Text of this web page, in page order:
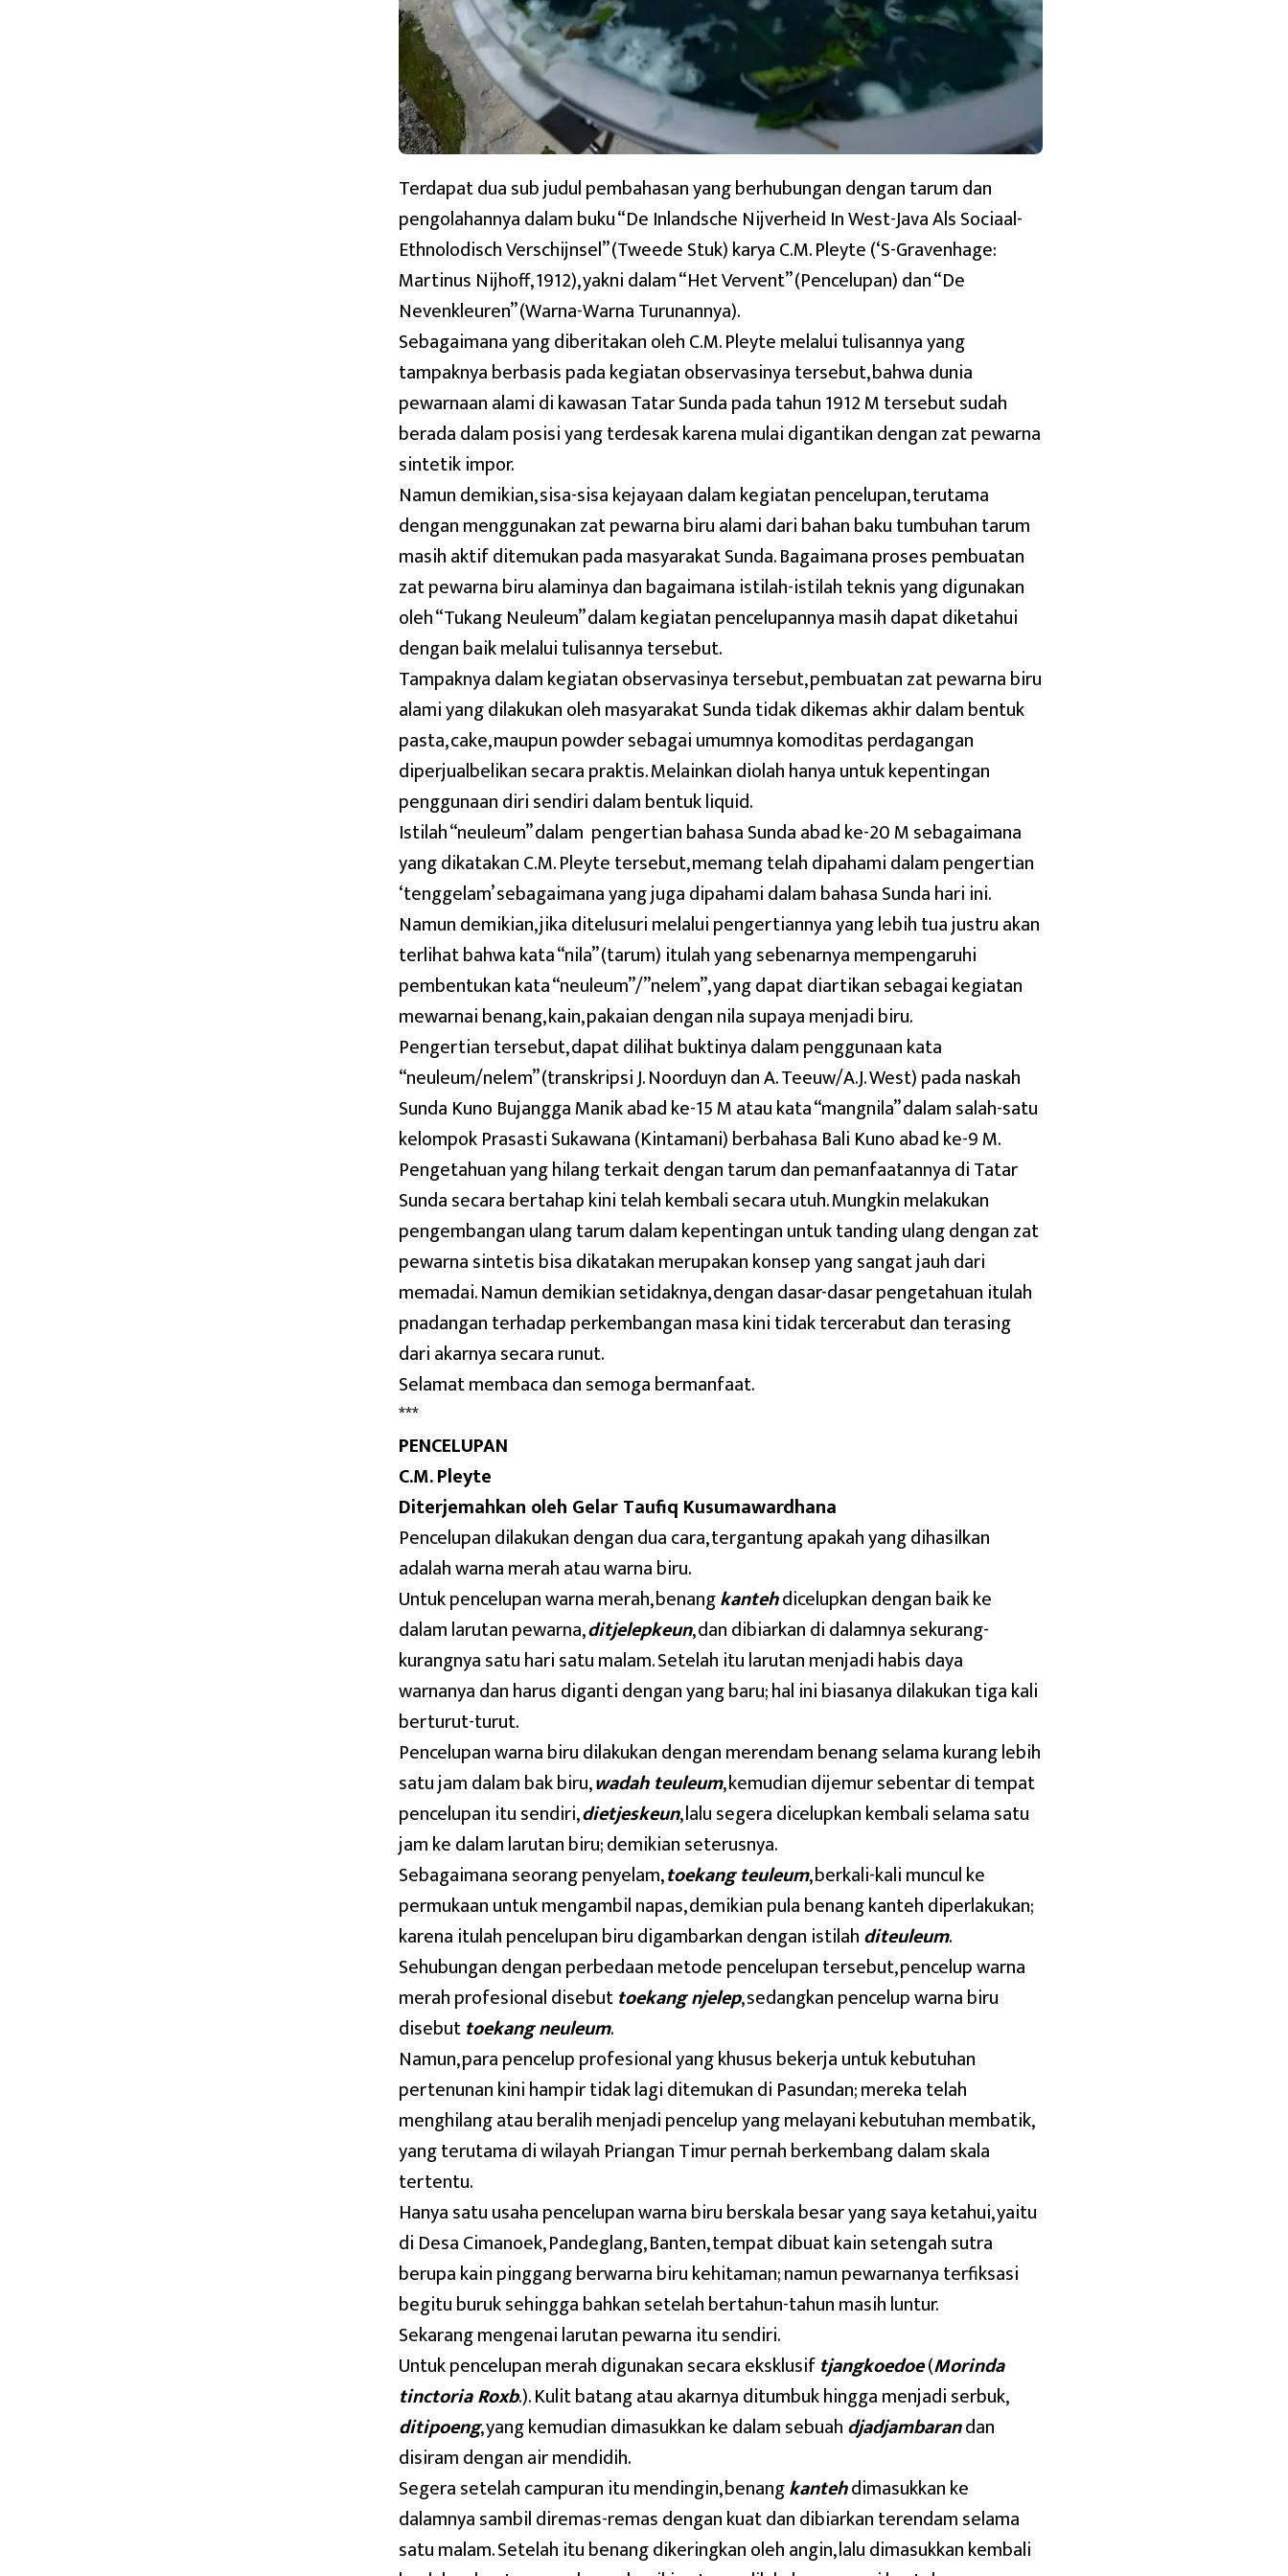
Terdapat dua sub judul pembahasan yang berhubungan dengan tarum dan
pengolahannya dalam buku “De Inlandsche Nijverheid In West-Java Als Sociaal-
Ethnolodisch Verschijnsel” (Tweede Stuk) karya C.M. Pleyte (‘S-Gravenhage:
Martinus Nijhoff, 1912), yakni dalam “Het Vervent” (Pencelupan) dan “De
Nevenkleuren” (Warna-Warna Turunannya).
Sebagaimana yang diberitakan oleh C.M. Pleyte melalui tulisannya yang
tampaknya berbasis pada kegiatan observasinya tersebut, bahwa dunia
pewarnaan alami di kawasan Tatar Sunda pada tahun 1912 M tersebut sudah
berada dalam posisi yang terdesak karena mulai digantikan dengan zat pewarna
sintetik impor.
Namun demikian, sisa-sisa kejayaan dalam kegiatan pencelupan, terutama
dengan menggunakan zat pewarna biru alami dari bahan baku tumbuhan tarum
masih aktif ditemukan pada masyarakat Sunda. Bagaimana proses pembuatan
zat pewarna biru alaminya dan bagaimana istilah-istilah teknis yang digunakan
oleh “Tukang Neuleum” dalam kegiatan pencelupannya masih dapat diketahui
dengan baik melalui tulisannya tersebut.
Tampaknya dalam kegiatan observasinya tersebut, pembuatan zat pewarna biru
alami yang dilakukan oleh masyarakat Sunda tidak dikemas akhir dalam bentuk
pasta, cake, maupun powder sebagai umumnya komoditas perdagangan
diperjualbelikan secara praktis. Melainkan diolah hanya untuk kepentingan
penggunaan diri sendiri dalam bentuk liquid.
Istilah “neuleum” dalam pengertian bahasa Sunda abad ke-20 M sebagaimana
yang dikatakan C.M. Pleyte tersebut, memang telah dipahami dalam pengertian
‘tenggelam’ sebagaimana yang juga dipahami dalam bahasa Sunda hari ini.
Namun demikian, jika ditelusuri melalui pengertiannya yang lebih tua justru akan
terlihat bahwa kata “nila” (tarum) itulah yang sebenarnya mempengaruhi
pembentukan kata “neuleum”/”nelem”, yang dapat diartikan sebagai kegiatan
mewarnai benang, kain, pakaian dengan nila supaya menjadi biru.
Pengertian tersebut, dapat dilihat buktinya dalam penggunaan kata
“neuleum/nelem” (transkripsi J. Noorduyn dan A. Teeuw/A.J. West) pada naskah
Sunda Kuno Bujangga Manik abad ke-15 M atau kata “mangnila” dalam salah-satu
kelompok Prasasti Sukawana (Kintamani) berbahasa Bali Kuno abad ke-9 M.
Pengetahuan yang hilang terkait dengan tarum dan pemanfaatannya di Tatar
Sunda secara bertahap kini telah kembali secara utuh. Mungkin melakukan
pengembangan ulang tarum dalam kepentingan untuk tanding ulang dengan zat
pewarna sintetis bisa dikatakan merupakan konsep yang sangat jauh dari
memadai. Namun demikian setidaknya, dengan dasar-dasar pengetahuan itulah
pnadangan terhadap perkembangan masa kini tidak tercerabut dan terasing
dari akarnya secara runut.
Selamat membaca dan semoga bermanfaat.
***
PENCELUPAN
C.M. Pleyte
Diterjemahkan oleh Gelar Taufiq Kusumawardhana
Pencelupan dilakukan dengan dua cara, tergantung apakah yang dihasilkan
adalah warna merah atau warna biru.
Untuk pencelupan warna merah, benangkantehdicelupkan dengan baik ke
dalam larutan pewarna,ditjelepkeun, dan dibiarkan di dalamnya sekurang-
kurangnya satu hari satu malam. Setelah itu larutan menjadi habis daya
warnanya dan harus diganti dengan yang baru; hal ini biasanya dilakukan tiga kali
berturut-turut.
Pencelupan warna biru dilakukan dengan merendam benang selama kurang lebih
satu jam dalam bak biru,wadah teuleum, kemudian dijemur sebentar di tempat
pencelupan itu sendiri,dietjeskeun, lalu segera dicelupkan kembali selama satu
jam ke dalam larutan biru; demikian seterusnya.
Sebagaimana seorang penyelam,toekang teuleum, berkali-kali muncul ke
permukaan untuk mengambil napas, demikian pula benang kanteh diperlakukan;
karena itulah pencelupan biru digambarkan dengan istilahditeuleum.
Sehubungan dengan perbedaan metode pencelupan tersebut, pencelup warna
merah profesional disebuttoekang njelep, sedangkan pencelup warna biru
disebuttoekang neuleum.
Namun, para pencelup profesional yang khusus bekerja untuk kebutuhan
pertenunan kini hampir tidak lagi ditemukan di Pasundan; mereka telah
menghilang atau beralih menjadi pencelup yang melayani kebutuhan membatik,
yang terutama di wilayah Priangan Timur pernah berkembang dalam skala
tertentu.
Hanya satu usaha pencelupan warna biru berskala besar yang saya ketahui, yaitu
di Desa Cimanoek, Pandeglang, Banten, tempat dibuat kain setengah sutra
berupa kain pinggang berwarna biru kehitaman; namun pewarnanya terfiksasi
begitu buruk sehingga bahkan setelah bertahun-tahun masih luntur.
Sekarang mengenai larutan pewarna itu sendiri.
Untuk pencelupan merah digunakan secara eksklusiftjangkoedoe(Morinda
tinctoria Roxb.). Kulit batang atau akarnya ditumbuk hingga menjadi serbuk,
ditipoeng, yang kemudian dimasukkan ke dalam sebuahdjadjambarandan
disiram dengan air mendidih.
Segera setelah campuran itu mendingin, benangkantehdimasukkan ke
dalamnya sambil diremas-remas dengan kuat dan dibiarkan terendam selama
satu malam. Setelah itu benang dikeringkan oleh angin, lalu dimasukkan kembali